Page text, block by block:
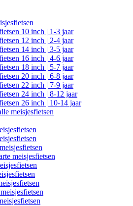
10 inch | 1-3 jaar
12 inch | 2-4 jaar
14 inch | 3-5 jaar
16 inch | 4-6 jaar
18 inch | 5-7 jaar
20 inch | 6-8 jaar
22 inch | 7-9 jaar
24 inch | 8-12 jaar
26 inch | 10-14 jaar
meisjesfietsen
meisjesfietsen